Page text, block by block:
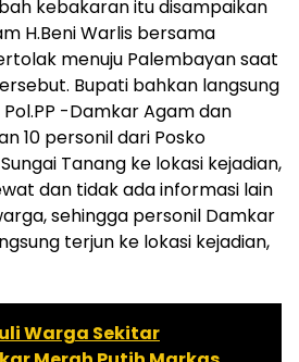
kebakaran itu disampaikan
H.Beni Warlis bersama
menuju Palembayan saat
Bupati bahkan langsung
-Damkar Agam dan
10 personil dari Posko
Tanang ke lokasi kejadian,
dan tidak ada informasi lain
sehingga personil Damkar
terjun ke lokasi kejadian,
Warga Sekitar